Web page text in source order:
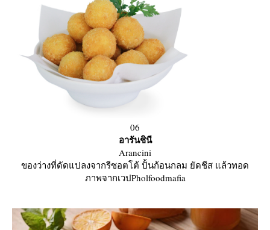
06
อารันชินี
Arancini
ของว่างที่ดัดแปลงจากรีซอตโต้ ปั้นก้อนกลม ยัดชีส แล้วทอด
ภาพจากเวปPholfoodmafia